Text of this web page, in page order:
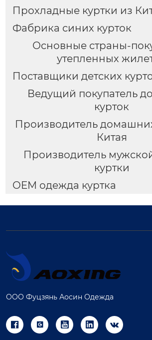
Прохладные куртки из
Фабрика синих курток
Основные страны-
утепленных
Поставщики детских
Ведущий покупатель
курток
Производитель
Китая
Производитель
куртки
OEM одежда куртка
ООО Фуцзянь Аосин Одежда
    